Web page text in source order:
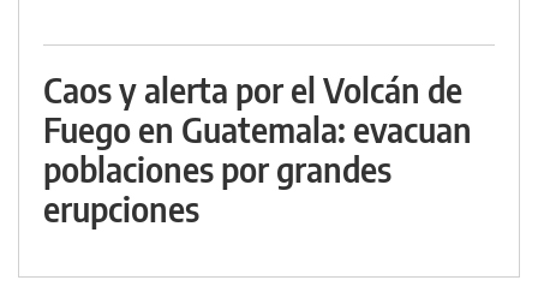
Caos y alerta por el Volcán de
Fuego en Guatemala: evacuan
poblaciones por grandes
erupciones